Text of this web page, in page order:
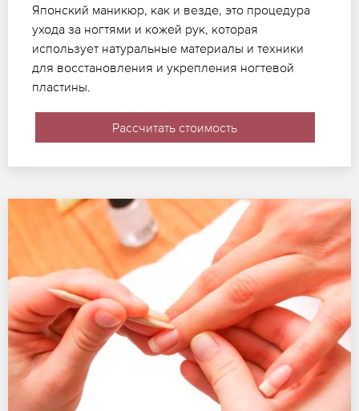
Японский маникюр, как и везде, это процедура
ухода за ногтями и кожей рук, которая
использует натуральные материалы и техники
для восстановления и укрепления ногтевой
пластины.
Рассчитать стоимость